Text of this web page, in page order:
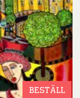
BESTÄLL